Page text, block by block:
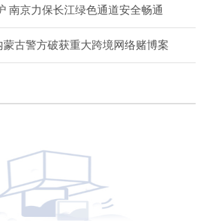
南京力保长江绿色通道安全畅通
蒙古警方破获重大跨境网络赌博案